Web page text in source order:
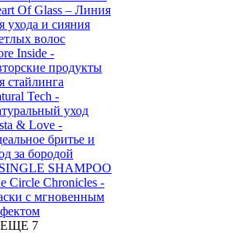
Of Glass – Линия
ухода и сияния
волос
Inside -
продукты
стайлинга
Tech -
уход
& Love -
бритье и
за бородой
SHAMPOO
Circle Chronicles -
с мгновенным
7